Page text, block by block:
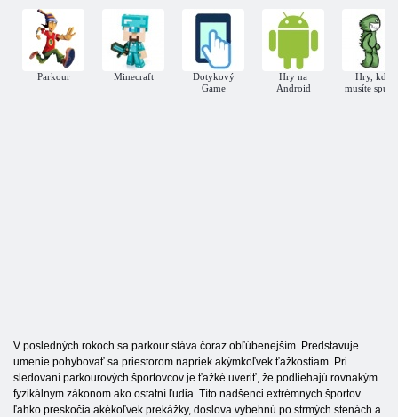
Parkour Minecraft
Dotykový
Game
Hry na
Android
Hry, kde
musíte
V posledných rokoch sa parkour stáva čoraz obľúbenejším. Predstavuje
umenie pohybovať sa priestorom napriek akýmkoľvek ťažkostiam. Pri
sledovaní parkourových športovcov je ťažké uveriť, že podliehajú rovnakým
fyzikálnym zákonom ako ostatní ľudia. Títo nadšenci extrémnych športov
ľahko preskočia akékoľvek prekážky, doslova vybehnú po strmých stenách a